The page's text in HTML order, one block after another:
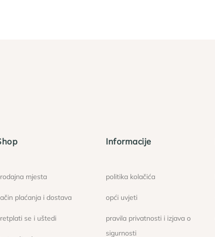
mjesta
plaćanja i dostava
se i uštedi
Informacije
politika kolačića
opći uvjeti
pravila privatnosti i izjava o
sigurnosti